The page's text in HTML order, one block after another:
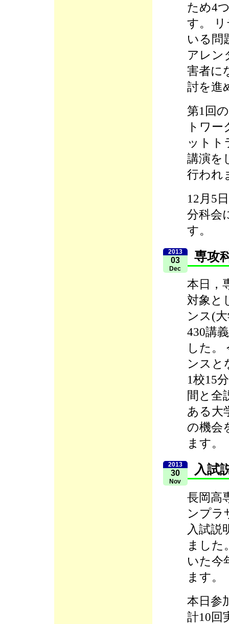
ため4
す。
いる問
アレン
害者に
討を進
第1回
トワ
ットト
講演を
行われ
12月5
分科会
す。
2013
03
Dec
専攻
本日，
対象と
ンス(
430講
した。
ンスと
1校15
間と全
ある大
の機会
ます。
2013
30
Nov
入試
長岡高
ンプラ
入試説
ました
いた今
ます。
本日参
計10回